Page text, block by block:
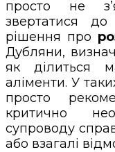
просто не
звертатися
рішення про
Дубляни,
як ділиться
аліменти. У
просто
критично
супроводу
або взагалі